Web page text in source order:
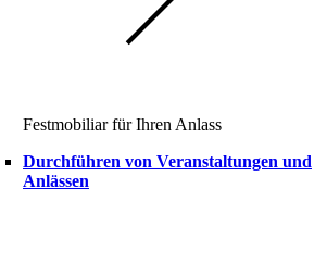
Festmobiliar für Ihren Anlass
Durchführen von Veranstaltungen und
Anlässen